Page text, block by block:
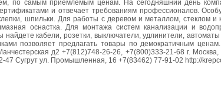
по самым приемлемым ценам. На сегодняшний день
и отвечает требованиям профессионалов.
шпильки. Для работы с деревом и металлом, стеклом
оснастка. Для монтажа систем канализации и
кабели, розетки, выключатели, удлинители,
позволяет предлагать товары по демократичным
д2 +7(812)748-26-26, +7(800)333-21-68 г.
47 Сугрут ул. Промышленная, 16 +7(83462) 77-91-02 http://